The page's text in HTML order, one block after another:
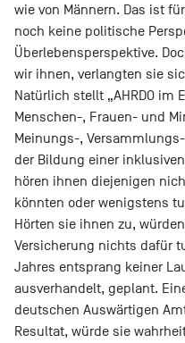
wie von Männern. Das ist
noch keine politische
Überlebensperspektive.
wir ihnen, verlangten sie
Natürlich stellt „AHRDO im
Menschen-, Frauen- und
Meinungs-,
der Bildung einer
hören ihnen diejenigen
könnten oder wenigstens
Hörten sie ihnen zu,
Versicherung nichts dafür
Jahres entsprang keiner
ausverhandelt, geplant.
deutschen Auswärtigen
Resultat, würde sie